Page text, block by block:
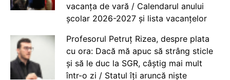
vacanța de vară / Calendarul anului
școlar 2026-2027 și lista vacanțelor
Profesorul Petruț Rizea, despre plata
cu ora: Dacă mă apuc să strâng sticle
și să le duc la SGR, câștig mai mult
într-o zi / Statul îți aruncă niște